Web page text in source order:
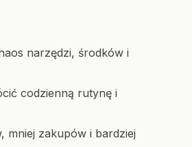
narzędzi, środków i
codzienną rutynę i
mniej zakupów i bardziej